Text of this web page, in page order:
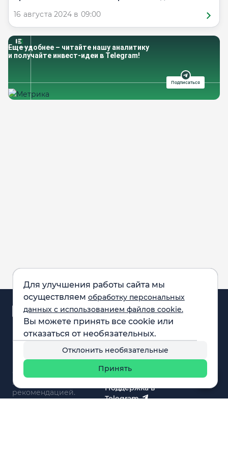
Для улучшения работы сайта мы
осуществляем обработку персональных
данных с использованием файлов cookie.
Вы можете принять все cookie или
отказаться от необязательных.
Отклонить необязательные
Принять
16 августа 2024 в 09:00
Еще удобнее – читайте нашу аналитику
и получайте инвест-идеи в Telegram!
Подписаться
Обращаем внимание:
все материалы,
представленные на
сайте, не являются
инвестиционной
рекомендацией.
Аналитика и
новости
Карта рынка
Компании
F.A.Q.
Обучение
Вебинары
О нас
Поддержка в
Telegram